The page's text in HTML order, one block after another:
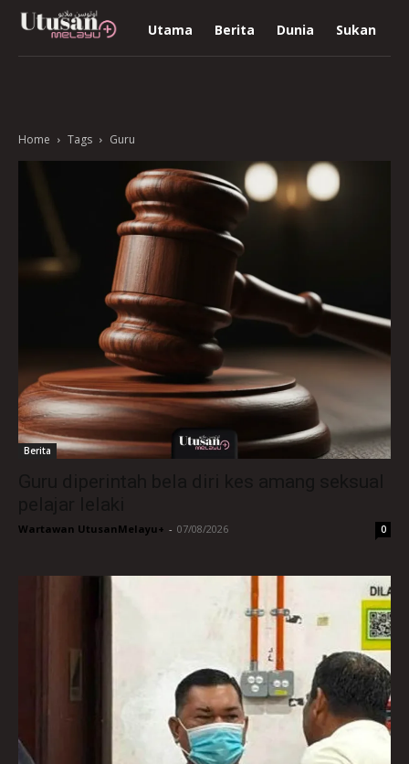
Utama Berita Dunia Sukan
Home Tags Guru
Berita
Wartawan UtusanMelayu+ - 07/08/2026 0